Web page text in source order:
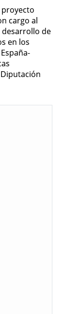
cargo al
desarrollo de
en los